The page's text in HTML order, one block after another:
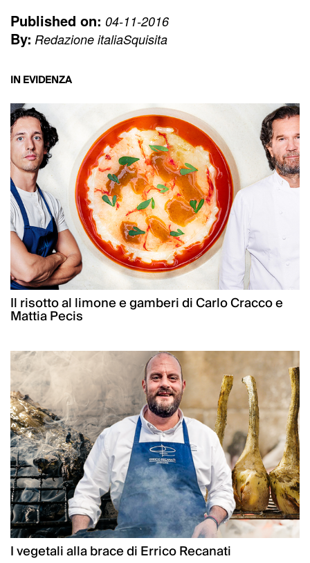
Published on: 04-11-2016
By: Redazione italiaSquisita
IN EVIDENZA
Il risotto al limone e gamberi di Carlo Cracco e
Mattia Pecis
I vegetali alla brace di Errico Recanati